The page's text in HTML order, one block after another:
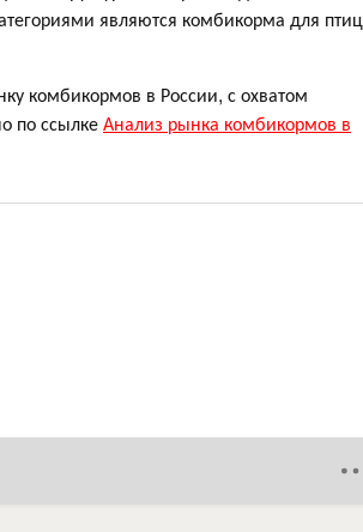
являются комбикорма для птиц
комбикормов в России, с охватом
по ссылкеАнализ рынка комбикормов в